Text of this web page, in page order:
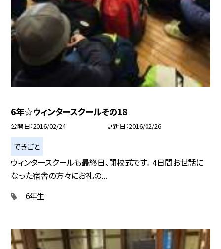
6年☆ウィンタースクールその18
公開日 2016/02/24 更新日 2016/02/26
できごと
ウィンタースクールも最終日、閉校式です。 4日間お世話に
なった宿舎の方々にお礼の...
6年生